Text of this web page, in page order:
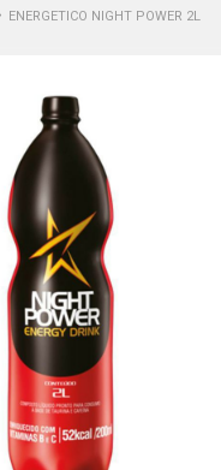
ENERGETICO NIGHT POWER 2L